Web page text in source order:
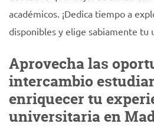
académicos. ¡Dedica tiempo a
disponibles y elige sabiamente tu
Aprovecha las
intercambio
enriquecer tu
universitaria en